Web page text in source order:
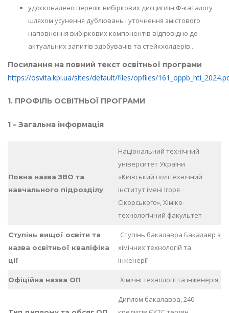
удосконалено перелік вибіркових дисциплін Ф-каталогу
шляхом усунення дублювань і уточнення змістового
наповнення вибіркових компонентів відповідно до
актуальних запитів здобувачів та стейкхолдерів..
Посилання на повний текст освітньої програми
https://osvita.kpi.ua/sites/default/files/opfiles/
1. ПРОФІЛЬ ОСВІТНЬОЇ ПРОГРАМИ
1 – Загальна інформація
Повна назва ЗВО та
навчального підрозділу
Національний технічний
університет України
«Київський політехнічний
інститут імені Ігоря
Сікорського», Хiмiко-
технологiчний факультет
Ступінь вищої освіти та
назва освітньої кваліфіка
ції
Ступінь бакалавра Бакалавр з
хімічних технологій та
інженерії
Офіційна назва ОП Хімічні технології та інженерія
Диплом бакалавра, 240